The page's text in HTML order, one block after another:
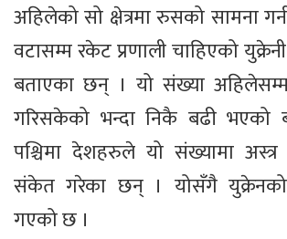
अहिलेको सो क्षेत्रमा रुसको सामना
वटासम्म रकेट प्रणाली चाहिएको
बताएका छन् । यो संख्या अहिलेसम्म
गरिसकेको भन्दा निकै बढी भएको
पश्चिमा देशहरुले यो संख्यामा
संकेत गरेका छन् । योसँगै युक्रेनको
गएको छ ।